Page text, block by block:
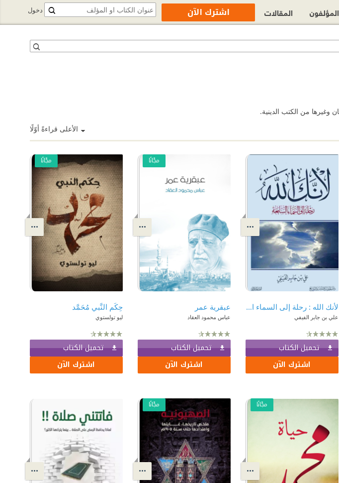
الأعلى قراءةً أوّلًا
لأنك الله : رحلة إلى السماء السابعة
علي بن جابر الفيفي
تحميل الكتاب
اشترك الآن
عبقرية عمر
عباس محمود العقاد
تحميل الكتاب
مجّانًا
اشترك الآن
حِكَم النَّبي مُحَمَّد
ليو تولستوي
تحميل الكتاب
مجّانًا
اشترك الآن
مجّانًا مجّانًا
دخول المؤلفون المقالات اشترك الآن